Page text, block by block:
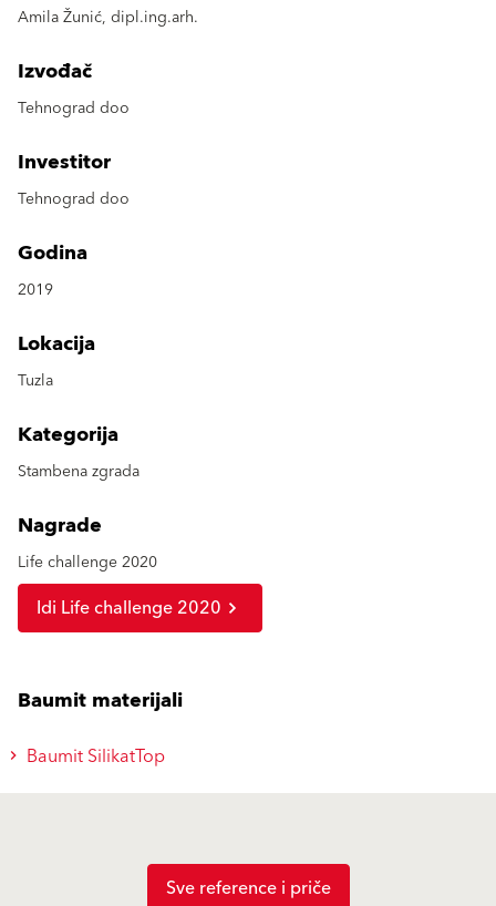
Amila Žunić, dipl.ing.arh.
Izvođač
Tehnograd doo
Investitor
Tehnograd doo
Godina
2019
Lokacija
Tuzla
Kategorija
Stambena zgrada
Nagrade
Life challenge 2020
Idi Life challenge 2020
Baumit materijali
Baumit SilikatTop
Sve reference i priče